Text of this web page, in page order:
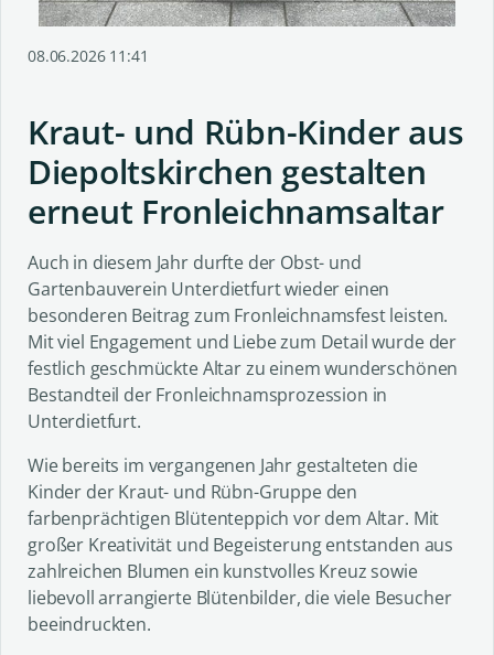
08.06.2026 11:41
Kraut- und Rübn-Kinder aus
Diepoltskirchen gestalten
erneut Fronleichnamsaltar
Auch in diesem Jahr durfte der Obst- und
Gartenbauverein Unterdietfurt wieder einen
besonderen Beitrag zum Fronleichnamsfest leisten.
Mit viel Engagement und Liebe zum Detail wurde der
festlich geschmückte Altar zu einem wunderschönen
Bestandteil der Fronleichnamsprozession in
Unterdietfurt.
Wie bereits im vergangenen Jahr gestalteten die
Kinder der Kraut- und Rübn-Gruppe den
farbenprächtigen Blütenteppich vor dem Altar. Mit
großer Kreativität und Begeisterung entstanden aus
zahlreichen Blumen ein kunstvolles Kreuz sowie
liebevoll arrangierte Blütenbilder, die viele Besucher
beeindruckten.